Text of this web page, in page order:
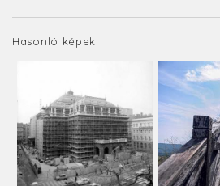
Hasonló képek: